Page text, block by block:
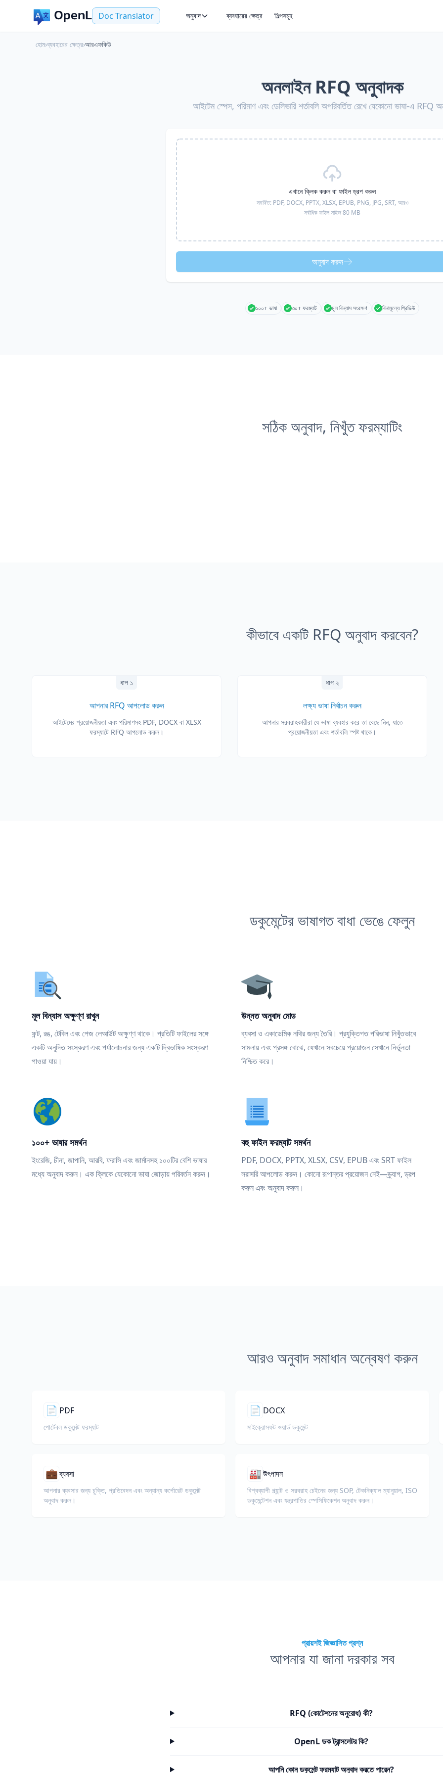
Doc Translator অনুবাদ ব্যবহারের ক্ষেত্র শিল্পসমূহ
হোম›ব্যবহারের ক্ষেত্র›আরএফকিউ
অনলাইন RFQ অনুবাদক
আইটেম স্পেস, পরিমাণ এবং ডেলিভারি শর্তাবলি অপরিবর্তিত রেখে যেকোনো ভাষা-এ RFQ
এখানে ক্লিক করুন বা ফাইল ড্রপ করুন
সমর্থিত: PDF, DOCX, PPTX, XLSX, EPUB, PNG, JPG, SRT, আরও
সর্বাধিক ফাইল সাইজ 80 MB
অনুবাদ করুন
১০০+ ভাষা ৩০+ ফরম্যাট মূল বিন্যাস সংরক্ষণ বিনামূল্যে প্রিভিউ
সঠিক অনুবাদ, নিখুঁত ফরম্যাটিং
কীভাবে একটি RFQ অনুবাদ করবেন?
ধাপ ১
আপনার RFQ আপলোড করুন
আইটেমের প্রয়োজনীয়তা এবং পরিমাণসহ PDF, DOCX বা XLSX
ফরম্যাটে RFQ আপলোড করুন।
ধাপ ২
লক্ষ্য ভাষা নির্বাচন করুন
আপনার সরবরাহকারীরা যে ভাষা ব্যবহার করে তা বেছে নিন, যাতে
প্রয়োজনীয়তা এবং শর্তাবলি স্পষ্ট থাকে।
ডকুমেন্টের ভাষাগত বাধা ভেঙে ফেলুন
মূল বিন্যাস অক্ষুণ্ণ রাখুন
ফন্ট, রঙ, টেবিল এবং পেজ লেআউট অক্ষুণ্ণ থাকে। প্রতিটি ফাইলের সঙ্গে
একটি অনূদিত সংস্করণ এবং পর্যালোচনার জন্য একটি দ্বিভাষিক সংস্করণ
পাওয়া যায়।
উন্নত অনুবাদ মোড
ব্যবসা ও একাডেমিক নথির জন্য তৈরি। প্রযুক্তিগত পরিভাষা নিখুঁতভাবে
সামলায় এবং প্রসঙ্গ বোঝে, যেখানে সবচেয়ে প্রয়োজন সেখানে নির্ভুলতা
নিশ্চিত করে।
১০০+ ভাষার সমর্থন
ইংরেজি, চীনা, জাপানি, আরবি, ফরাসি এবং জার্মানসহ ১০০টির বেশি ভাষার
মধ্যে অনুবাদ করুন। এক ক্লিকে যেকোনো ভাষা জোড়ায় পরিবর্তন করুন।
বহু ফাইল ফরম্যাট সমর্থন
PDF, DOCX, PPTX, XLSX, CSV, EPUB এবং SRT ফাইল
সরাসরি আপলোড করুন। কোনো রূপান্তর প্রয়োজন নেই—ড্র্যাগ, ড্রপ
করুন এবং অনুবাদ করুন।
আরও অনুবাদ সমাধান অন্বেষণ করুন
📄 PDF
পোর্টেবল ডকুমেন্ট ফরম্যাট
📄 DOCX
মাইক্রোসফট ওয়ার্ড ডকুমেন্ট
💼ব্যবসা
আপনার ব্যবসার জন্য চুক্তি, প্রতিবেদন এবং অন্যান্য কর্পোরেট ডকুমেন্ট
অনুবাদ করুন।
🏭উৎপাদন
বিশ্বব্যাপী প্ল্যান্ট ও সরবরাহ চেইনের জন্য SOP, টেকনিক্যাল ম্যানুয়াল, ISO
ডকুমেন্টেশন এবং যন্ত্রপাতির স্পেসিফিকেশন অনুবাদ করুন।
প্রায়শই জিজ্ঞাসিত প্রশ্ন
আপনার যা জানা দরকার সব
RFQ (কোটেশনের অনুরোধ) কী?
OpenL ডক ট্রান্সলেটর কি?
আপনি কোন ডকুমেন্ট ফরম্যাট অনুবাদ করতে পারেন?